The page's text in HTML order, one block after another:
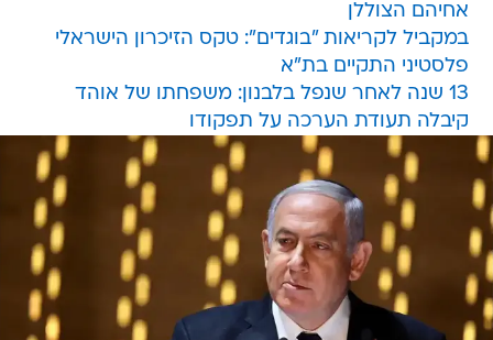
אחיהם הצוללן
במקביל לקריאות "בוגדים": טקס הזיכרון הישראלי
פלסטיני התקיים בת"א
13 שנה לאחר שנפל בלבנון: משפחתו של אוהד
קיבלה תעודת הערכה על תפקודו